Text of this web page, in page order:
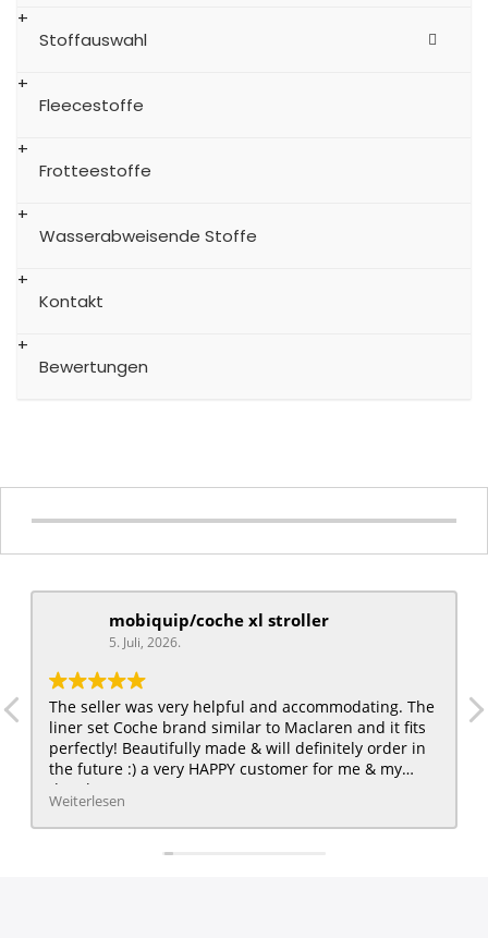
Stoffauswahl
Fleecestoffe
Frotteestoffe
Wasserabweisende Stoffe
Kontakt
Bewertungen
mobiquip/coche xl stroller
5. Juli, 2026.
The seller was very helpful and accommodating. The
liner set Coche brand similar to Maclaren and it fits
perfectly! Beautifully made & will definitely order in
the future :) a very HAPPY customer for me & my
daughter :)
Weiterlesen